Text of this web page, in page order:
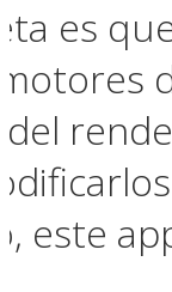
es
del
este